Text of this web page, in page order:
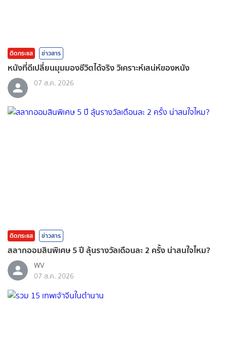
ติดกระแส ข่าวสาร
หนังที่ดีเปลี่ยนมุมมองชีวิตได้จริง วิเคราะห์เสน่ห์ของหนัง
07 ส.ค. 2026
ติดกระแส ข่าวสาร
สลากออมสินพิเศษ 5 ปี ลุ้นรางวัลเดือนละ 2 ครั้ง น่าสนใจไหม?
WV
07 ส.ค. 2026